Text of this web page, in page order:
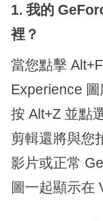
1. 我的
裡？
當您點擊
Experience 圖
按 Alt+Z 並點
剪輯還將與您
影片或正常
圖一起顯示在